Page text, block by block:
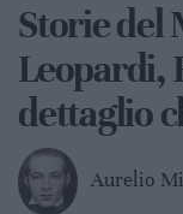
Storie del
Leopardi,
dettaglio
Aurelio